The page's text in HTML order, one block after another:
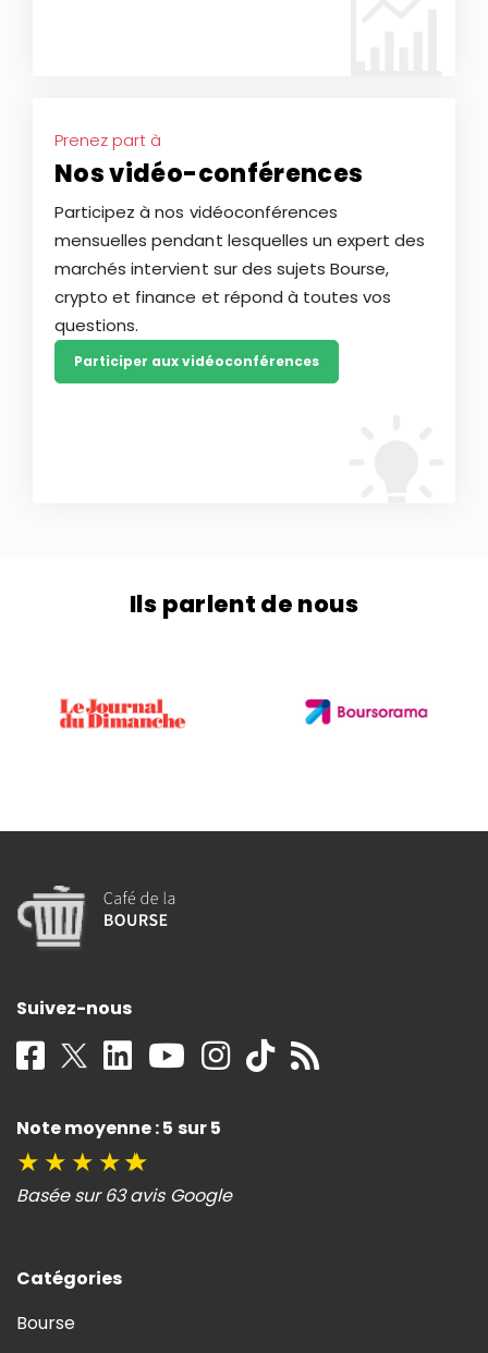
Prenez part à
Nos vidéo-conférences
Participez à nos vidéoconférences
mensuelles pendant lesquelles un expert des
marchés intervient sur des sujets Bourse,
crypto et finance et répond à toutes vos
questions.
Participer aux vidéoconférences
Ils parlent de nous
Suivez-nous
Note moyenne : 5 sur 5
★ ★ ★ ★★
Basée sur 63 avis Google
Catégories
Bourse